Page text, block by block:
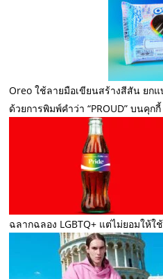
Oreo ใช้ลายมือเขียนสร้างสีสัน ยก
ด้วยการพิมพ์คำว่า “PROUD” บนคุกกี้
ฉลากฉลอง LGBTQ+ แต่ไม่ยอมให้ใ